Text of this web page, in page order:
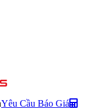
Yêu Cầu Báo Giá